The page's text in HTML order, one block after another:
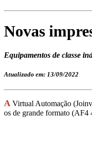
Novas
Equipamentos de classe
Atualizado em: 13/09/2022
A Virtual Automação
os de grande formato (AF4